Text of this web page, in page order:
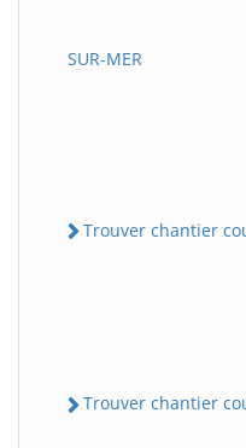
SUR-MER
Trouver chantier
Trouver chantier